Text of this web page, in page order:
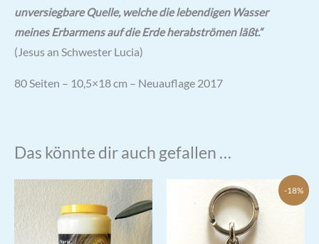
unversiegbare Quelle, welche die lebendigen Wasser
meines Erbarmens auf die Erde herabströmen läßt.“
(Jesus an Schwester Lucia)
80 Seiten – 10,5×18 cm – Neuauflage 2017
Das könnte dir auch gefallen …
-18%